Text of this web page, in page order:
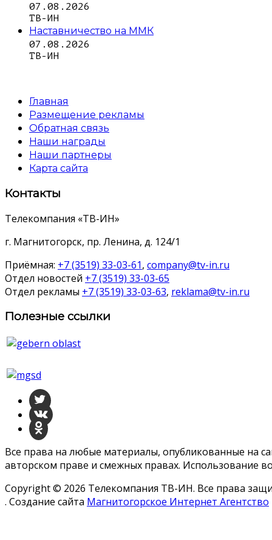
07.08.2026
ТВ-ИН
Наставничество на ММК
07.08.2026
ТВ-ИН
Главная
Размещение рекламы
Обратная связь
Наши награды
Наши партнеры
Карта сайта
Контакты
Телекомпания «ТВ-ИН»
г. Магнитогорск, пр. Ленина, д. 124/1
Приёмная: +7 (3519) 33-03-61, company@tv-in.ru
Отдел новостей +7 (3519) 33-03-65
Отдел рекламы +7 (3519) 33-03-63, reklama@tv-in.ru
Полезные ссылки
Все права на любые материалы, опубликованные на
авторском праве и смежных правах. Использование
Copyright © 2026 Телекомпания ТВ-ИН. Все права
. Создание сайта Магнитогорское Интернет Агентство